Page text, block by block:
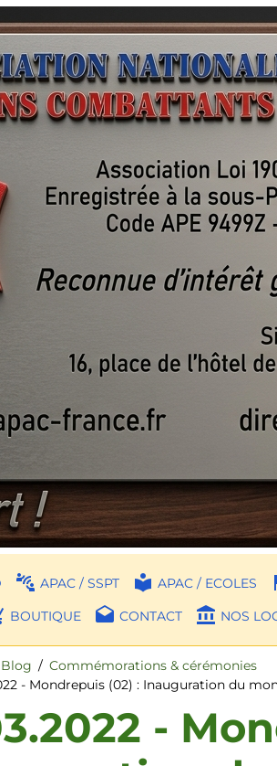
APAC / SSPT APAC / ECOLES
BOUTIQUE CONTACT NOS
Blog
Commémorations & cérémonies
- Mondrepuis (02) : Inauguration du
-